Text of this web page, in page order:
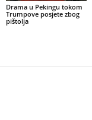
Drama u Pekingu tokom
Trumpove posjete zbog
pištolja